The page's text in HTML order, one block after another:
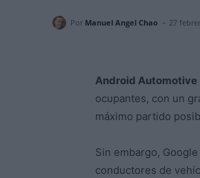
Por Manuel Angel Chao - 27
Android Automotive
ocupantes, con un
máximo partido
Sin embargo,
conductores de